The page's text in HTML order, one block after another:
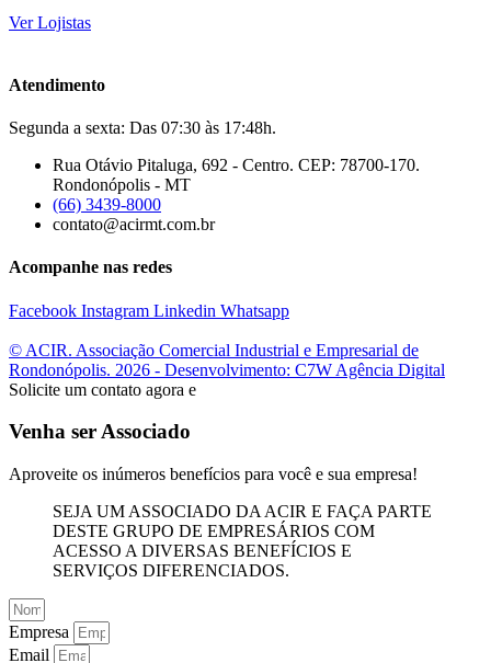
Ver Lojistas
Atendimento
Segunda a sexta: Das 07:30 às 17:48h.
Rua Otávio Pitaluga, 692 - Centro. CEP: 78700-170.
Rondonópolis - MT
(66) 3439-8000
contato@acirmt.com.br
Acompanhe nas redes
Facebook Instagram Linkedin Whatsapp
© ACIR. Associação Comercial Industrial e Empresarial de
Rondonópolis. 2026 - Desenvolvimento: C7W Agência Digital
Solicite um contato agora e
Venha ser Associado
Aproveite os inúmeros benefícios para você e sua empresa!
SEJA UM ASSOCIADO DA ACIR E FAÇA PARTE
DESTE GRUPO DE EMPRESÁRIOS COM
ACESSO A DIVERSAS BENEFÍCIOS E
SERVIÇOS DIFERENCIADOS.
Empresa
Email